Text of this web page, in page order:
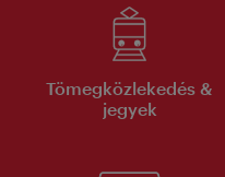
Tömegközlekedés &
jegyek